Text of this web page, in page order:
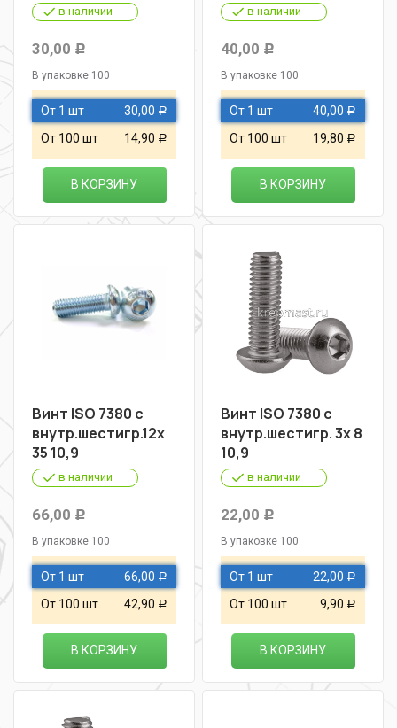
в наличии
30,00 Р
В упаковке 100
От 1 шт 30,00 Р
От 100 шт 14,90 Р
В КОРЗИНУ
в наличии
40,00 Р
В упаковке 100
От 1 шт 40,00 Р
От 100 шт 19,80 Р
В КОРЗИНУ
Винт ISO 7380 с
внутр.шестигр.12х
35 10,9
в наличии
66,00 Р
В упаковке 100
От 1 шт 66,00 Р
От 100 шт 42,90 Р
В КОРЗИНУ
Винт ISO 7380 с
внутр.шестигр. 3х 8
10,9
в наличии
22,00 Р
В упаковке 100
От 1 шт 22,00 Р
От 100 шт 9,90 Р
В КОРЗИНУ